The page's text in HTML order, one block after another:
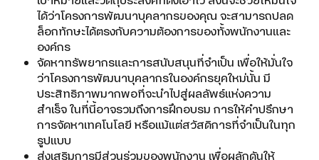
ได้ว่าโครงการพัฒนาบุคลากรของคุณ จะสามารถปลด
ล็อกทักษะได้ตรงกับความต้องการของทั้งพนักงานและ
องค์กร
จัดหาทรัพยากรและการสนับสนุนที่จำเป็น เพื่อให้มั่นใจ
ว่าโครงการพัฒนาบุคลากรในองค์กรยุคใหม่นั้น มี
ประสิทธิภาพมากพอที่จะนำไปสู่ผลลัพธ์แห่งความ
สำเร็จ ในที่นี้อาจรวมถึงการฝึกอบรม การให้คำปรึกษา
การจัดหาเทคโนโลยี หรือแม้แต่สวัสดิการที่จำเป็นในทุก
รูปแบบ
ส่งเสริมการมีส่วนร่วมของพนักงาน เพื่อผลักดันให้